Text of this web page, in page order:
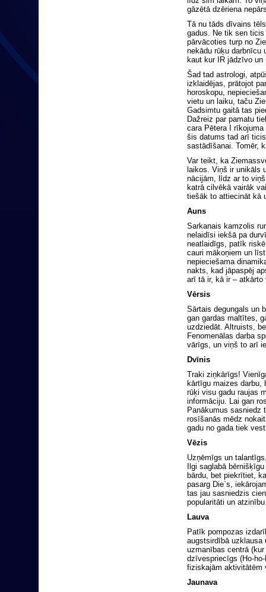
gāzētā dzēriena
Tā nu tāds dīvains
gadus. Ne tik sen
pārvācoties turp no
nekādu rūķu darbnīcu
kaut kur IR jādzīvo
Šad tad astrologi,
izklaidējas, prātojot
horoskopu,
vietu un laiku, taču
Gadsimtu gaitā tas
Dažreiz par pamatu
cara Pētera I
šis datums tad arī
sastādīšanai. Tomēr,
Var teikt, ka
laikos. Viņš ir unikāls
nācijām, līdz ar to
katrā cilvēkā vairāk
tiešāk to attiecināt kā
Auns
Sarkanais kamzolis
nelaidīsi iekšā pa
neatlaidīgs, patīk
cauri mākoņiem un
nepieciešama
nakts, kad jāpaspēj
arī tā ir, kā ir – atkārto
Vērsis
Sārtais degungals un
gan gardas maltītes,
uzdziedāt. Altruists,
Fenomenālas darba
vārīgs, un viņš to arī
Dvīnis
Traki ziņkārīgs!
kārtīgu maizes
rūķi visu gadu raujas
informāciju. Lai gan
Panākumus sasniedz
rosīšanās mēdz
gadu no gada tiek
Vēzis
Uzņēmīgs un
Ilgi saglabā
bārdu, bet piekrītiet,
pasarg Die`s,
tas jau sasniedzis
popularitāti un
Lauva
Patīk pompozas
augstsirdībā uzklausa
uzmanības centrā
dzīvespriecīgs (Ho-
fiziskajām aktivitātēm
Jaunava